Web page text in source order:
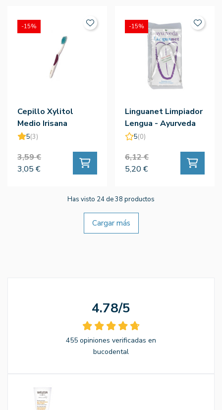
Cepillo Xylitol
Medio Irisana
5(3)
3,59 €
3,05 €
-15%
Linguanet Limpiador
Lengua - Ayurveda
5(0)
6,12 €
5,20 €
-15%
Has visto 24 de 38 productos
Cargar más
4.78/5
455 opiniones verificadas en
bucodental